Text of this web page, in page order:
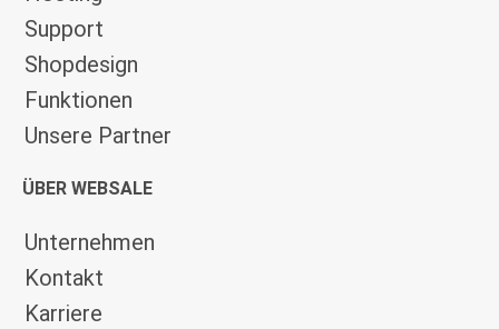
Support
Shopdesign
Funktionen
Unsere Partner
ÜBER WEBSALE
Unternehmen
Kontakt
Karriere